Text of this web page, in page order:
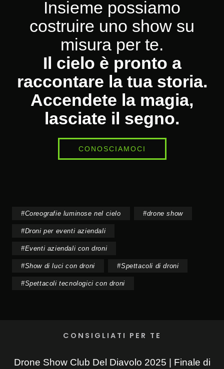
Insieme possiamo
costruire uno show su
misura per te.
Il cielo è pronto a
raccontare la tua storia.
Accendete la magia,
lasciate il segno.
CONOSCIAMOCI
#Coreografie luminose nel cielo #drone show
#Droni per eventi aziendali
#Eventi aziendali con droni
#Show di luci con droni #Spettacoli di droni
#Spettacoli tecnologici con droni
CONSIGLIATI PER TE
Drone Show Club Del Diavolo 2025 | Finale di